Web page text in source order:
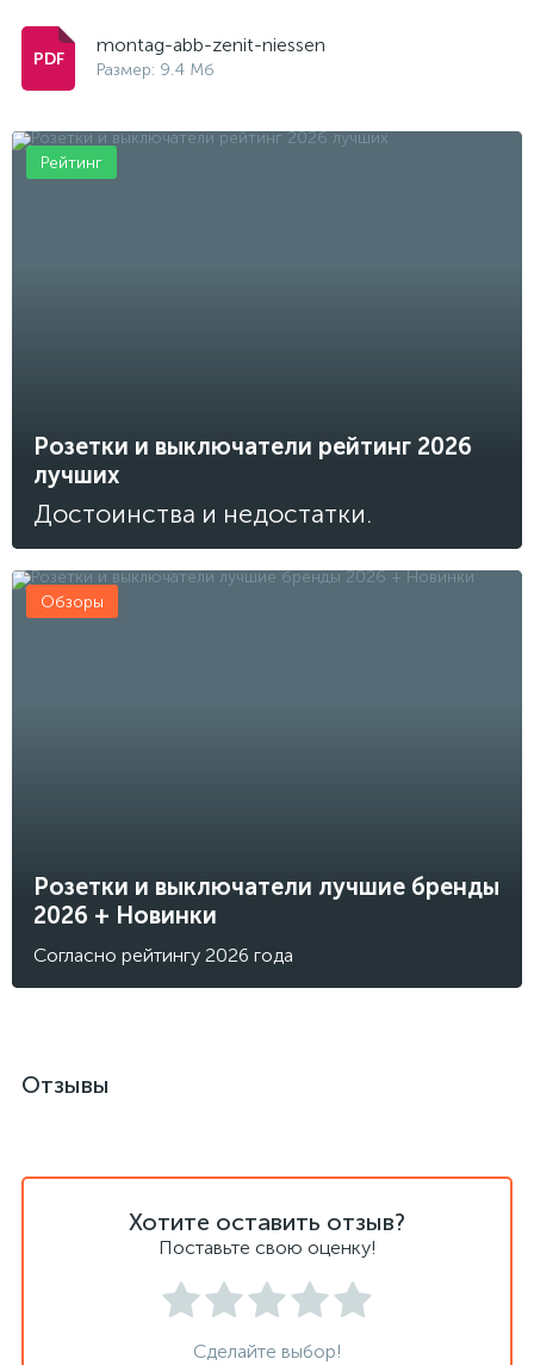
montag-abb-zenit-niessen
Размер: 9.4 Мб
Розетки и выключатели рейтинг 2026
лучших
Достоинства и недостатки.
Рейтинг
Розетки и выключатели лучшие бренды
2026 + Новинки
Согласно рейтингу 2026 года
Обзоры
Отзывы
Хотите оставить отзыв?
Поставьте свою оценку!
Сделайте выбор!